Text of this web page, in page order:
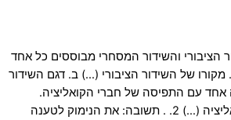
הציבורי והשידור המסחרי מבוססים כל אחד
של השידור הציבורי (…) ב. דגם השידור
אחד עם התפיסה של חברי הקואליציה.
התפיסה של חברי הקואליציה (…) 2. . תשובה: את הנימוק לטענה